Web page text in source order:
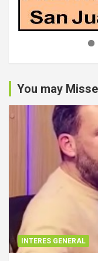
You may
INTERES GENERAL